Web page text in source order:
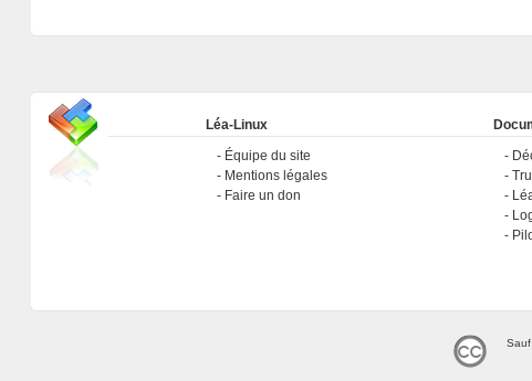
Léa-Linux
Équipe du site
Mentions légales
Faire un don